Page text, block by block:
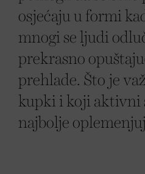
osjećaju u formi
mnogi se ljudi
prekrasno
prehlade. Što je
kupki i koji aktivni
najbolje